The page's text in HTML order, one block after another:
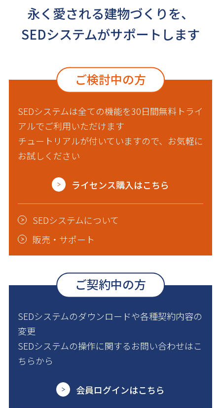
永く愛される建物づくりを、
SEDシステムがサポートします
ご検討中の方
SEDシステムは全ての機能を30日間無料トライ
アルでご利用いただけます
チュートリアルが付いていますので、お気軽に
お試しください
ライセンス購入はこちら
SEDシステムについて
販売・サポート
ご契約中の方
SEDシステムのダウンロードや各種契約内容の
変更
SEDシステムの操作に関するお問い合わせはこ
ちらから
会員ログインはこちら